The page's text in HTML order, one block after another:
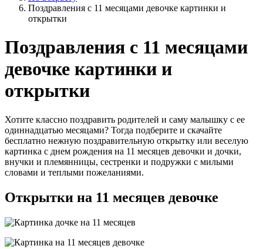
Поздравления с 11 месяцами девочке картинки и
открытки
Поздравления с 11 месяцами
девочке картинки и
открытки
Хотите классно поздравить родителей и саму малышку с ее
одиннадцатью месяцами? Тогда подберите и скачайте
бесплатно нежную поздравительную открытку или веселую
картинка с днем рождения на 11 месяцев девочки и дочки,
внучки и племянницы, сестренки и подружки с милыми
словами и теплыми пожеланиями.
Открытки на 11 месяцев девочке